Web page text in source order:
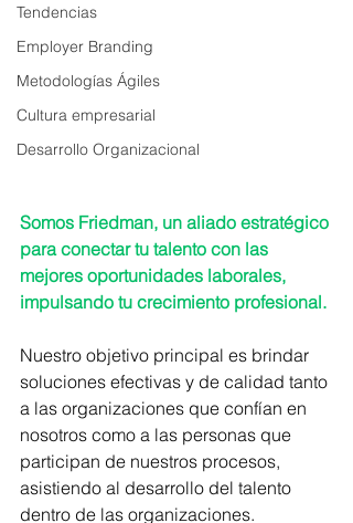
Tendencias
Employer Branding
Metodologías Ágiles
Cultura empresarial
Desarrollo Organizacional
Somos Friedman, un aliado estratégico
para conectar tu talento con las
mejores oportunidades laborales,
impulsando tu crecimiento profesional.
Nuestro objetivo principal es brindar
soluciones efectivas y de calidad tanto
a las organizaciones que confían en
nosotros como a las personas que
participan de nuestros procesos,
asistiendo al desarrollo del talento
dentro de las organizaciones.